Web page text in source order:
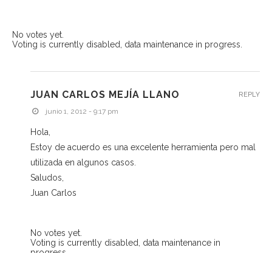
No votes yet.
Voting is currently disabled, data maintenance in progress.
JUAN CARLOS MEJÍA LLANO
junio 1, 2012 - 9:17 pm
Hola,
Estoy de acuerdo es una excelente herramienta pero mal
utilizada en algunos casos.
Saludos,
Juan Carlos
No votes yet.
Voting is currently disabled, data maintenance in
REPLY